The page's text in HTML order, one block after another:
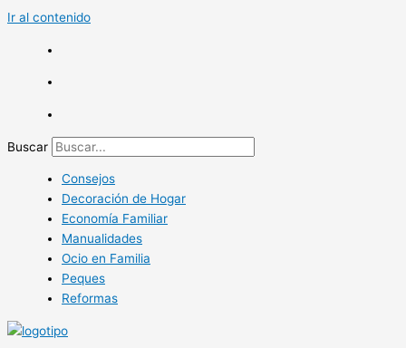
Ir al contenido
Buscar
Consejos
Decoración de Hogar
Economía Familiar
Manualidades
Ocio en Familia
Peques
Reformas